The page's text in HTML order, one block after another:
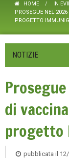
HOME IN
PROSEGUE NEL
PROGETTO
NOTIZIE
di
progetto
pubblicata il